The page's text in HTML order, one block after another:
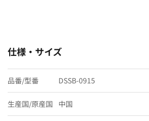
仕様・サイズ
品番/型番 DSSB-0915
生産国/原産国 中国